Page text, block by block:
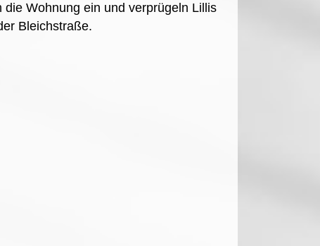
die Wohnung ein und verprügeln Lillis
Bleichstraße.